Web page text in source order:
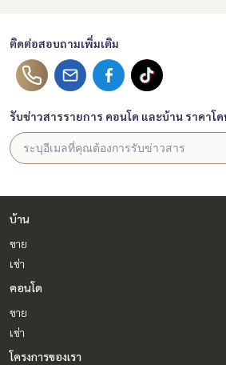
ติดต่อสอบถามเพิ่มเติม
รับข่าวสารรายการ คอนโด และบ้าน ราคาโด
บ้าน
ขาย
เช่า
คอนโด
ขาย
เช่า
โครงการของเรา